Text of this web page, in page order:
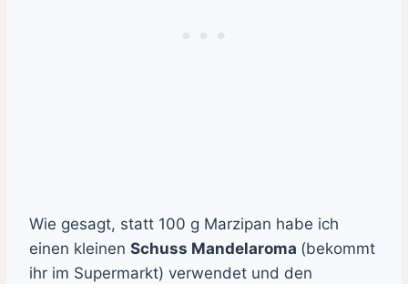
Wie gesagt, statt 100 g Marzipan habe ich
einen kleinen Schuss Mandelaroma (bekommt
ihr im Supermarkt) verwendet und den